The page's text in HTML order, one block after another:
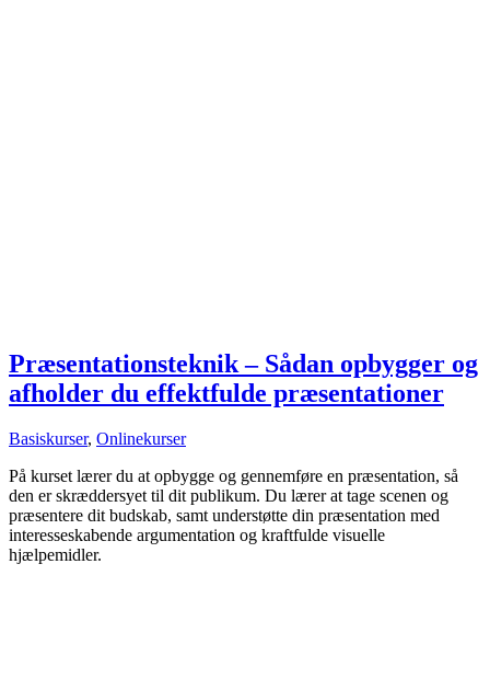
Præsentationsteknik – Sådan opbygger og
afholder du effektfulde præsentationer
Basiskurser, Onlinekurser
På kurset lærer du at opbygge og gennemføre en præsentation, så
den er skræddersyet til dit publikum. Du lærer at tage scenen og
præsentere dit budskab, samt understøtte din præsentation med
interesseskabende argumentation og kraftfulde visuelle
hjælpemidler.